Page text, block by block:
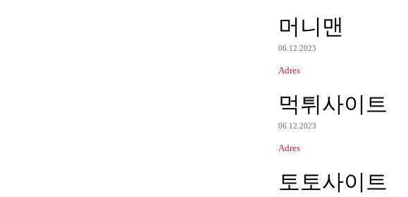
머니맨
06.12.2023
Adres
먹튀사이트
06.12.2023
Adres
토토사이트